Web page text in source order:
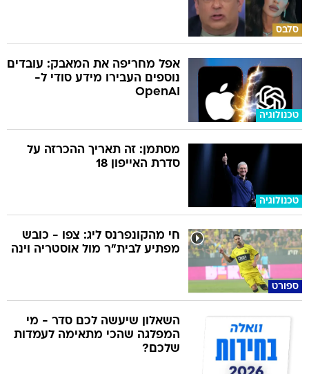
סלבס
טכנולוגיה
אפל מחריפה את המאבק: עובדים
נוספים העבירו מידע סודי ל-
OpenAI
טכנולוגיה
מסתמן: זה תאריך ההכרזה על
סדרת האייפון 18
ספורט
חי מהקונפרנס ליג: צפו - כובש
מפתיע לבית"ר מול אוסטריה וינה
השאלון שיעשה לכם סדר - מי
המפלגה שהכי מתאימה לעמדות
שלכם?